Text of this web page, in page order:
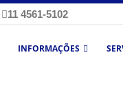
11 4561-5102
INFORMAÇÕES